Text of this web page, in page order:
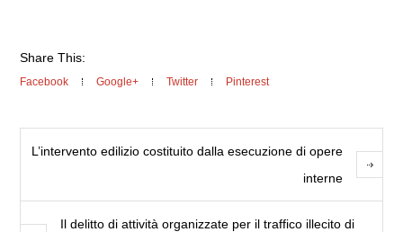
Share This:
Facebook Google+ Twitter Pinterest
L’intervento edilizio costituito dalla esecuzione di opere
interne
Il delitto di attività organizzate per il traffico illecito di